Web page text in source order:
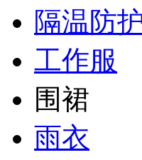
隔温防
工作服
围裙
雨衣